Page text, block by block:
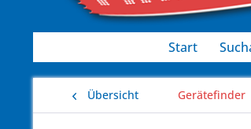
Start
Übersicht Gerätefinder